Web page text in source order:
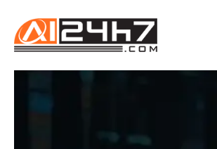
content